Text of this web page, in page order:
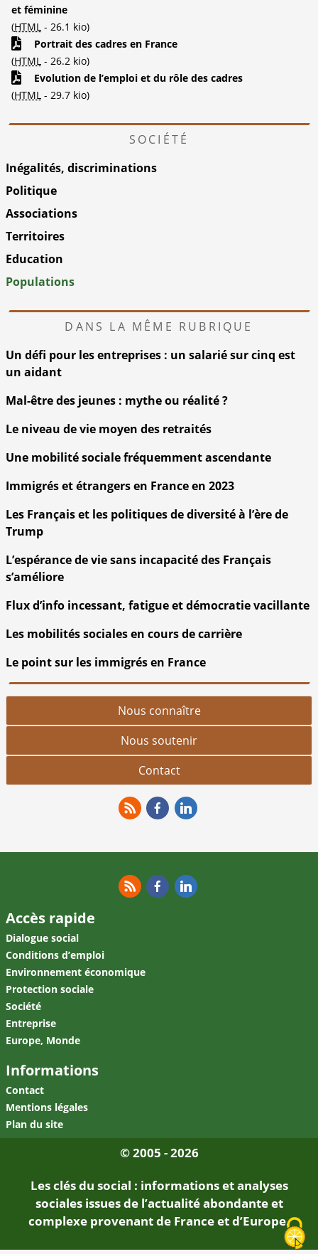
et féminine
(HTML - 26.1 kio)
Portrait des cadres en France
(HTML - 26.2 kio)
Evolution de l’emploi et du rôle des cadres
(HTML - 29.7 kio)
SOCIÉTÉ
Inégalités, discriminations
Politique
Associations
Territoires
Education
Populations
DANS LA MÊME RUBRIQUE
Un défi pour les entreprises : un salarié sur cinq est
un aidant
Mal-être des jeunes : mythe ou réalité ?
Le niveau de vie moyen des retraités
Une mobilité sociale fréquemment ascendante
Immigrés et étrangers en France en 2023
Les Français et les politiques de diversité à l’ère de
Trump
L’espérance de vie sans incapacité des Français
s’améliore
Flux d’info incessant, fatigue et démocratie vacillante
Les mobilités sociales en cours de carrière
Le point sur les immigrés en France
Nous connaître
Nous soutenir
Contact
Accès rapide
Dialogue social
Conditions d’emploi
Environnement économique
Protection sociale
Société
Entreprise
Europe, Monde
Informations
Contact
Mentions légales
Plan du site
© 2005 - 2026
Les clés du social : informations et analyses
sociales issues de l’actualité abondante et
complexe provenant de France et d’Europe.